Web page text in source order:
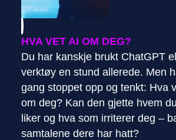
HVA VET AI OM DEG?
Du har kanskje brukt ChatGPT
verktøy en stund allerede. Men
gang stoppet opp og tenkt: Hva
om deg? Kan den gjette hvem
liker og hva som irriterer deg –
samtalene dere har hatt?